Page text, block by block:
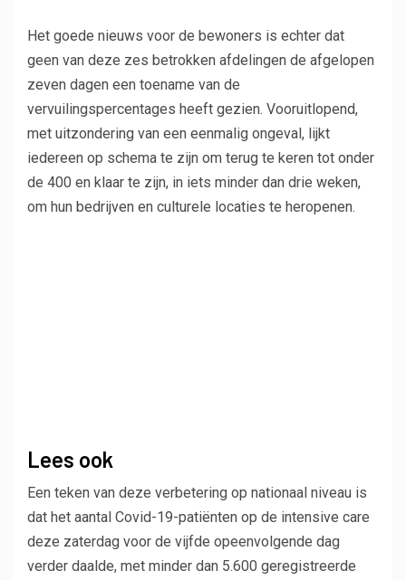
Het goede nieuws voor de bewoners is echter dat
geen van deze zes betrokken afdelingen de afgelopen
zeven dagen een toename van de
vervuilingspercentages heeft gezien. Vooruitlopend,
met uitzondering van een eenmalig ongeval, lijkt
iedereen op schema te zijn om terug te keren tot onder
de 400 en klaar te zijn, in iets minder dan drie weken,
om hun bedrijven en culturele locaties te heropenen.
Lees ook
Een teken van deze verbetering op nationaal niveau is
dat het aantal Covid-19-patiënten op de intensive care
deze zaterdag voor de vijfde opeenvolgende dag
verder daalde, met minder dan 5.600 geregistreerde